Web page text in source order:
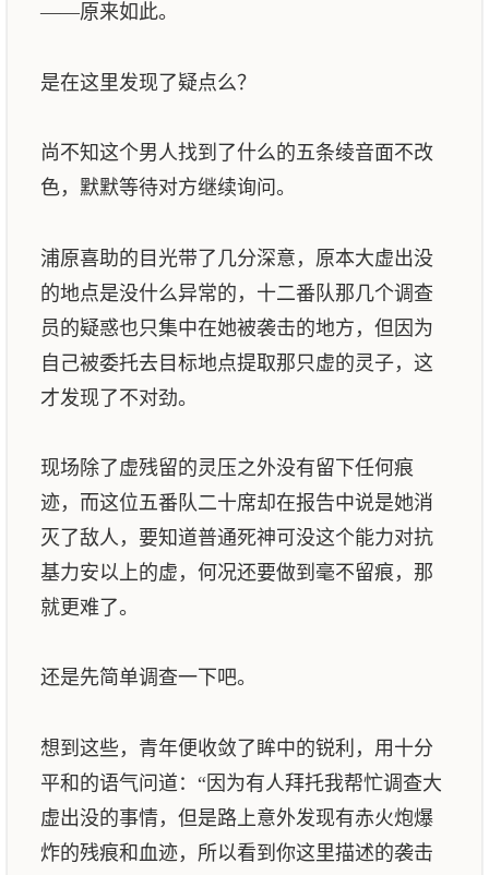
——原来如此。
是在这里发现了疑点么？
尚不知这个男人找到了什么的五条绫音面不改
色，默默等待对方继续询问。
浦原喜助的目光带了几分深意，原本大虚出没
的地点是没什么异常的，十二番队那几个调查
员的疑惑也只集中在她被袭击的地方，但因为
自己被委托去目标地点提取那只虚的灵子，这
才发现了不对劲。
现场除了虚残留的灵压之外没有留下任何痕
迹，而这位五番队二十席却在报告中说是她消
灭了敌人，要知道普通死神可没这个能力对抗
基力安以上的虚，何况还要做到毫不留痕，那
就更难了。
还是先简单调查一下吧。
想到这些，青年便收敛了眸中的锐利，用十分
平和的语气问道：“因为有人拜托我帮忙调查大
虚出没的事情，但是路上意外发现有赤火炮爆
炸的残痕和血迹，所以看到你这里描述的袭击